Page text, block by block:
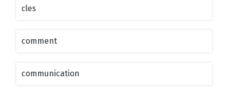
cles
comment
communication